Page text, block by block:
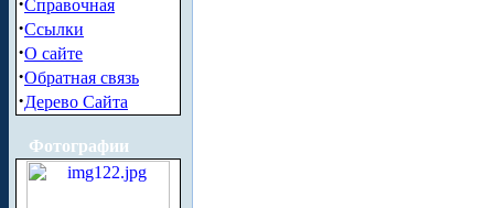
Справочная
·Ссылки
·О сайте
·Обратная связь
·Дерево Сайта
Фотографии